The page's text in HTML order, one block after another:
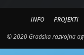
INFO PROJEKTI
© 2020 Gradska razvojna